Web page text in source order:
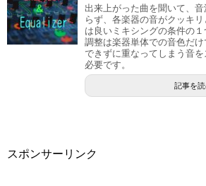
出来上がった曲を聞いて、
らず、各楽器の音がクッキ
は良いミキシングの条件の
調整は楽器単体での音色だ
できずに重なってしまう音
必要です。
記事を
スポンサーリンク